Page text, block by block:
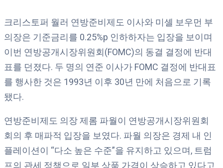
크리스토퍼 월러 연방준비제도 이사와 미셸 보우먼 부
의장은 기준금리를 0.25%p 인하하자는 입장을 보이며
이번 연방공개시장위원회(FOMC)의 동결 결정에 반대
표를 던졌다. 두 명의 연준 이사가 FOMC 결정에 반대표
를 행사한 것은 1993년 이후 30년 만에 처음으로 기록
됐다.
연방준비제도 의장 제롬 파월이 연방공개시장위원회
회의 후 매파적 입장을 보였다. 파월 의장은 경제 내 인
플레이션이 “다소 높은 수준”을 유지하고 있으며, 트럼
프의 관세 정책으로 일부 상품 가격이 상승하고 있다고